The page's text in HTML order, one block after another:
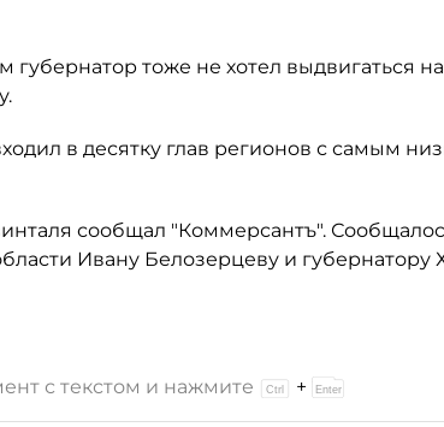
тоже не хотел выдвигаться
в десятку глав регионов с самым
сообщал "Коммерсантъ".
Ивану Белозерцеву и
с текстом и нажмите +